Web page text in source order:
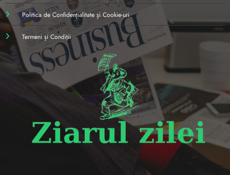
Politica de Confidențialitate și Cookie-uri
Termeni și Condiții